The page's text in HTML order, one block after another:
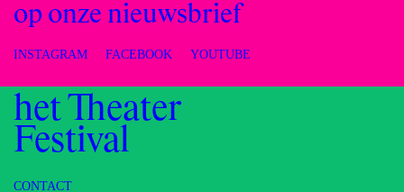
op onze nieuwsbrief
INSTAGRAM FACEBOOK YOUTUBE
het Theater
Festival
CONTACT